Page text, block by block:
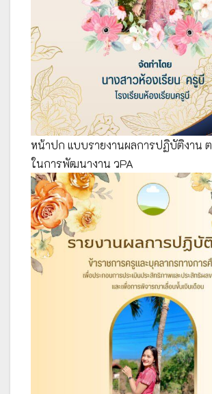
หน้าปก แบบรายงานผลการปฏิบัติงาน
ในการพัฒนางาน วPA